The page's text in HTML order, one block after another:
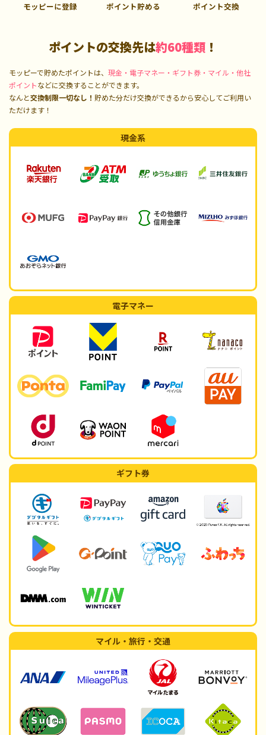
モッピーに登録 ポイント貯める ポイント交換
ポイントの交換先は約60種類 ！
モッピーで貯めたポイントは、 現金・電子マネー・ギフト券・マイル・他社
ポイントなどに交換することができます。
なんと交換制限一切なし！ 貯めた分だけ交換ができるから安心してご利用い
ただけます！
現金系
電子マネー
ギフト券
マイル・旅行・交通